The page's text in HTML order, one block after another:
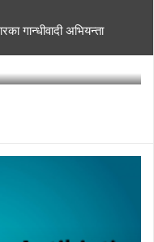
गान्धीवादी अभियन्ता